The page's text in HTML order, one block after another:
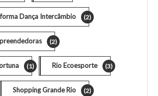
Dança Intercâmbio (2)
(2)
(1) Rio Ecoesporte (3)
Shopping Grande Rio (2)